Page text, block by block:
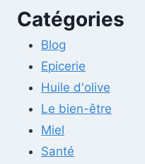
Catégories
Blog
Epicerie
Huile d'olive
Le bien-être
Miel
Santé